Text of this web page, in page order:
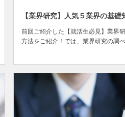
【業界研究】人気５業界の基礎
前回ご紹介した【就活生必見】業界
方法をご紹介！では、業界研究の調
伝えしましたが、ご覧いただけまし